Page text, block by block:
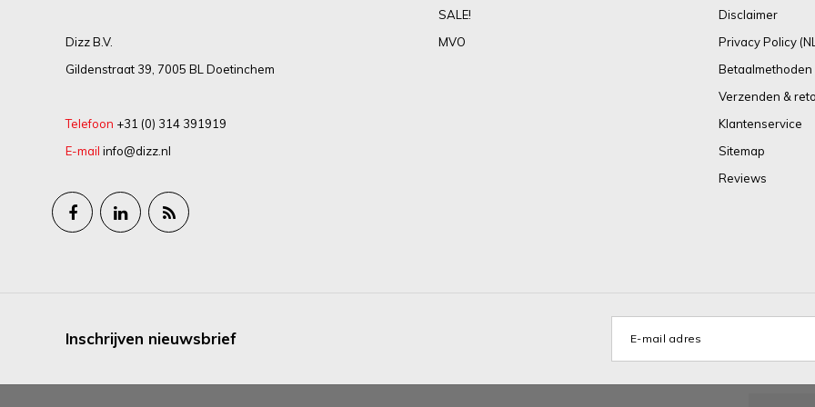
Dizz B.V.
Gildenstraat 39, 7005 BL Doetinchem
Telefoon +31 (0) 314 391919
E-mail info@dizz.nl
SALE!
MVO
Disclaimer
Privacy Policy
Betaalmethoden
Verzenden &
Klantenservice
Sitemap
Reviews
Inschrijven nieuwsbrief